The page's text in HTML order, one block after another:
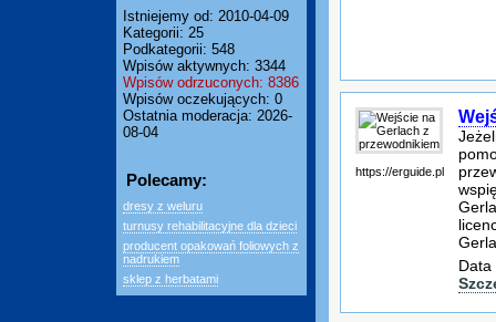
Istniejemy od: 2010-04-09
Kategorii: 25
Podkategorii: 548
Wpisów aktywnych: 3344
Wpisów odrzuconych: 8386
Wpisów oczekujących: 0
Ostatnia moderacja: 2026-
08-04
Polecamy:
dresy z weluru
turnusy rehabilitacyjne dla dzieci
producent opakowań foliowych z
nadrukiem
sklep z herbatami
https://erguide.pl
Data